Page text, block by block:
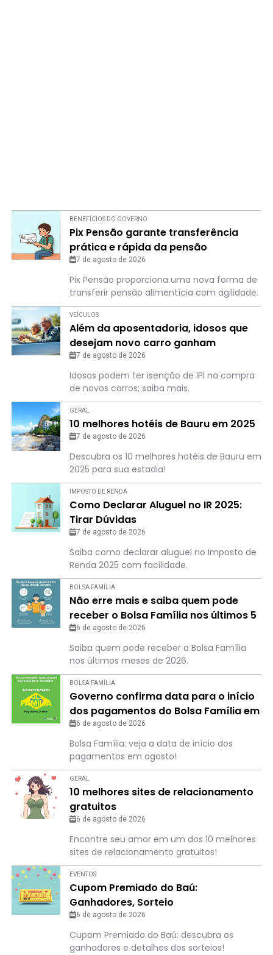
BENEFÍCIOS DO GOVERNO
Pix Pensão garante transferência
prática e rápida da pensão
alimentícia; saiba como
7 de agosto de 2026
Pix Pensão proporciona uma nova forma de
transferir pensão alimentícia com agilidade.
VEÍCULOS
Além da aposentadoria, idosos que
desejam novo carro ganham
“benefício”
7 de agosto de 2026
Idosos podem ter isenção de IPI na compra
de novos carros; saiba mais.
GERAL
10 melhores hotéis de Bauru em 2025
7 de agosto de 2026
Descubra os 10 melhores hotéis de Bauru em
2025 para sua estadia!
IMPOSTO DE RENDA
Como Declarar Aluguel no IR 2025:
Tirar Dúvidas
7 de agosto de 2026
Saiba como declarar aluguel no Imposto de
Renda 2025 com facilidade.
BOLSA FAMÍLIA
Não erre mais e saiba quem pode
receber o Bolsa Família nos últimos 5
meses de 2026
6 de agosto de 2026
Saiba quem pode receber o Bolsa Família
nos últimos meses de 2026.
BOLSA FAMÍLIA
Governo confirma data para o início
dos pagamentos do Bolsa Família em
agosto
6 de agosto de 2026
Bolsa Família: veja a data de início dos
pagamentos em agosto!
GERAL
10 melhores sites de relacionamento
gratuitos
6 de agosto de 2026
Encontre seu amor em um dos 10 melhores
sites de relacionamento gratuitos!
EVENTOS
Cupom Premiado do Baú:
Ganhadores, Sorteio
6 de agosto de 2026
Cupom Premiado do Baú: descubra os
ganhadores e detalhes dos sorteios!